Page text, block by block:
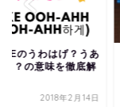
のうわはげ？うあ
？？の意味を徹底解
2018年2月14日